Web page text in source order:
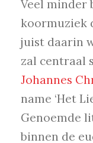
Veel minder
koormuziek
juist daarin
zal centraal
Johannes
name ‘Het
Genoemde
binnen de